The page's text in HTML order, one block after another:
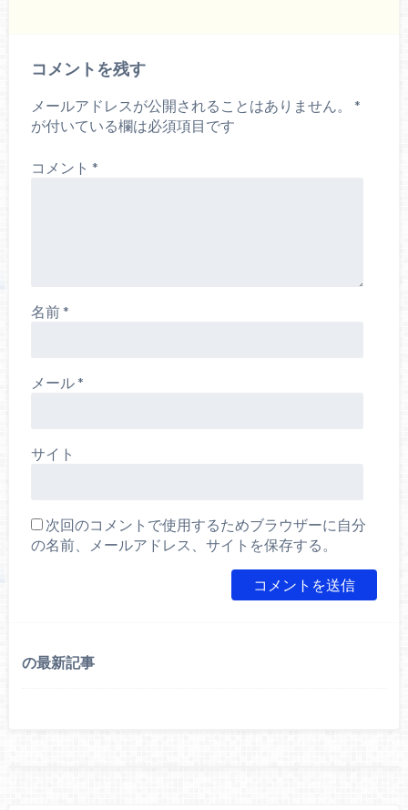
コメントを残す
メールアドレスが公開されることはありません。
*
が付いている欄は必須項目です
コメント *
名前*
メール*
サイト
次回のコメントで使用するためブラウザーに自分
の名前、メールアドレス、サイトを保存する。
の最新記事